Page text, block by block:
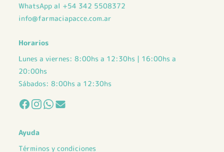
WhatsApp al +54 342 5508372
info@farmaciapacce.com.ar
Horarios
Lunes a viernes: 8:00hs a 12:30hs | 16:00hs a
20:00hs
Sábados: 8:00hs a 12:30hs
Ayuda
Términos y condiciones